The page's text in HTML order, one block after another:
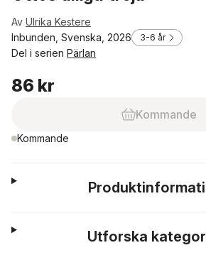
Av Ulrika Kestere
Inbunden, Svenska, 2026
3-6 år
Del i serien Pärlan
86 kr
Kommande
Kommande
Utforska